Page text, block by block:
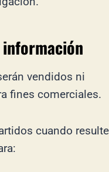
vendidos ni
fines comerciales.
cuando resulte